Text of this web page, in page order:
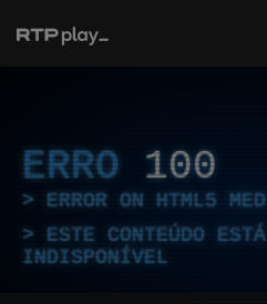
ERRO 100
ERROR ON HTML5
ESTE CONTEÚDO
INDISPONÍVEL